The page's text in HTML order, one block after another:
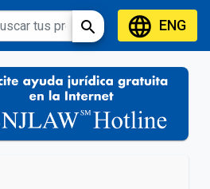
Toolsexpand_more search languageENG